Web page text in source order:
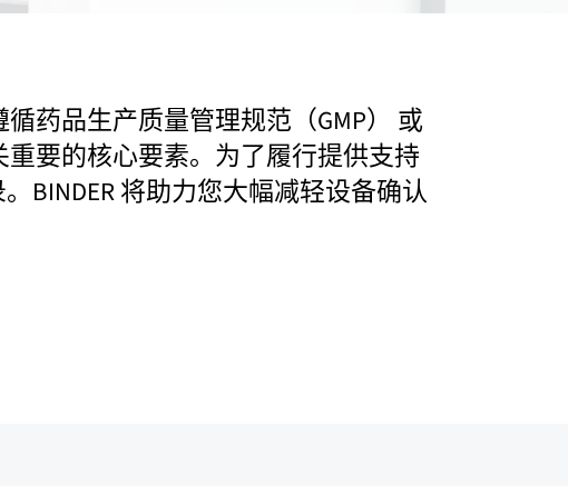
药品生产质量管理规范（GMP） 或
要的核心要素。为了履行提供支持
BINDER 将助力您大幅减轻设备确认